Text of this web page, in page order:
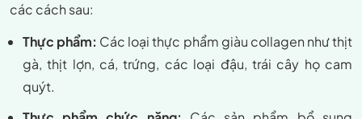
các cách sau:
Thực phẩm: Các loại thực phẩm giàu collagen như thịt
gà, thịt lợn, cá, trứng, các loại đậu, trái cây họ cam
quýt.